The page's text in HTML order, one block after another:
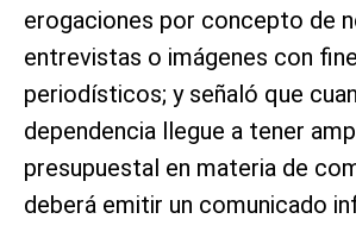
erogaciones por concepto de
entrevistas o imágenes con
periodísticos; y señaló que
dependencia llegue a tener
presupuestal en materia de
deberá emitir un comunicado